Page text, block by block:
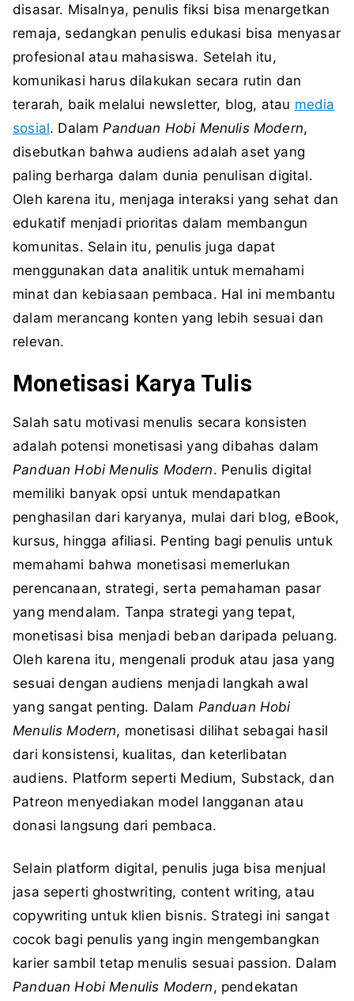
disasar. Misalnya, penulis fiksi bisa menargetkan
remaja, sedangkan penulis edukasi bisa menyasar
profesional atau mahasiswa. Setelah itu,
komunikasi harus dilakukan secara rutin dan
terarah, baik melalui newsletter, blog, atau media
sosial. Dalam Panduan Hobi Menulis Modern,
disebutkan bahwa audiens adalah aset yang
paling berharga dalam dunia penulisan digital.
Oleh karena itu, menjaga interaksi yang sehat dan
edukatif menjadi prioritas dalam membangun
komunitas. Selain itu, penulis juga dapat
menggunakan data analitik untuk memahami
minat dan kebiasaan pembaca. Hal ini membantu
dalam merancang konten yang lebih sesuai dan
relevan.
Monetisasi Karya Tulis
Salah satu motivasi menulis secara konsisten
adalah potensi monetisasi yang dibahas dalam
Panduan Hobi Menulis Modern. Penulis digital
memiliki banyak opsi untuk mendapatkan
penghasilan dari karyanya, mulai dari blog, eBook,
kursus, hingga afiliasi. Penting bagi penulis untuk
memahami bahwa monetisasi memerlukan
perencanaan, strategi, serta pemahaman pasar
yang mendalam. Tanpa strategi yang tepat,
monetisasi bisa menjadi beban daripada peluang.
Oleh karena itu, mengenali produk atau jasa yang
sesuai dengan audiens menjadi langkah awal
yang sangat penting. Dalam Panduan Hobi
Menulis Modern, monetisasi dilihat sebagai hasil
dari konsistensi, kualitas, dan keterlibatan
audiens. Platform seperti Medium, Substack, dan
Patreon menyediakan model langganan atau
donasi langsung dari pembaca.
Selain platform digital, penulis juga bisa menjual
jasa seperti ghostwriting, content writing, atau
copywriting untuk klien bisnis. Strategi ini sangat
cocok bagi penulis yang ingin mengembangkan
karier sambil tetap menulis sesuai passion. Dalam
Panduan Hobi Menulis Modern, pendekatan